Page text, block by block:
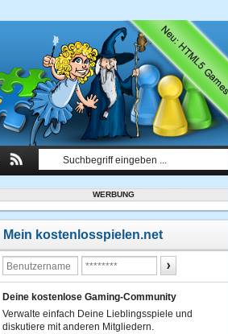
WERBUNG
Mein kostenlosspielen.net
Deine kostenlose Gaming-Community
Verwalte einfach Deine Lieblingsspiele und
diskutiere mit anderen Mitgliedern.